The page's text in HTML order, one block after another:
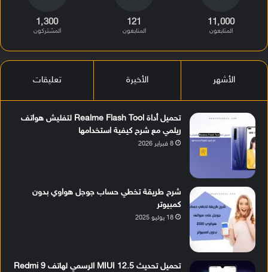
11٬000
المتابعون
121
المتابعون
1٬300
المشتركون
الأشهر الأخيرة تعليقات
تحميل أداة Realme Flash Tool لتفليش هواتف
ريلمي مع شرح كيفية استخدامها
8 فبراير 2026
شرح طريقة تخطي حساب جوجل هواوي بدون
كمبيوتر
18 يوليو 2025
تحميل تحديث MIUI 12.5 الرسمي لهاتف Redmi 9